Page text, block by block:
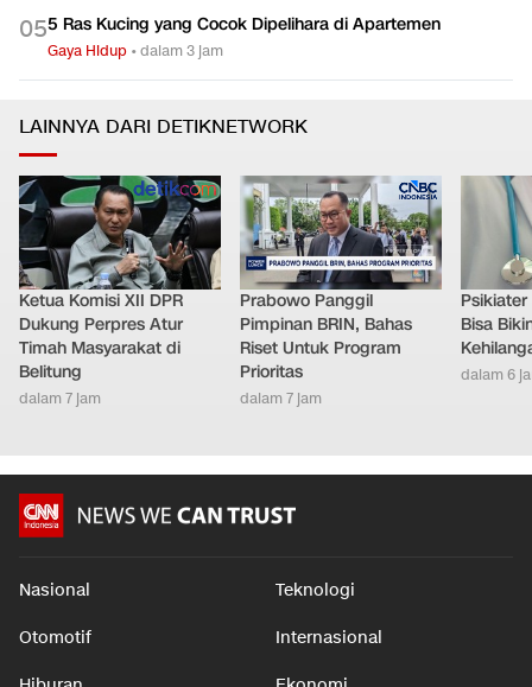
055 Ras Kucing yang Cocok Dipelihara di Apartemen
Gaya Hidup •dalam 3 jam
LAINNYA DARI DETIKNETWORK
Ketua Komisi XII DPR
Dukung Perpres Atur
Timah Masyarakat di
Belitung
dalam 7 jam
Prabowo Panggil
Pimpinan BRIN, Bahas
Riset Untuk Program
Prioritas
dalam 7 jam
Bisa
dalam 6
Nasional Teknologi
Otomotif Internasional